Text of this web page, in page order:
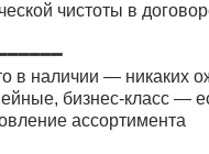
чистоты в
в наличии — никаких
бизнес-класс —
ассортимента